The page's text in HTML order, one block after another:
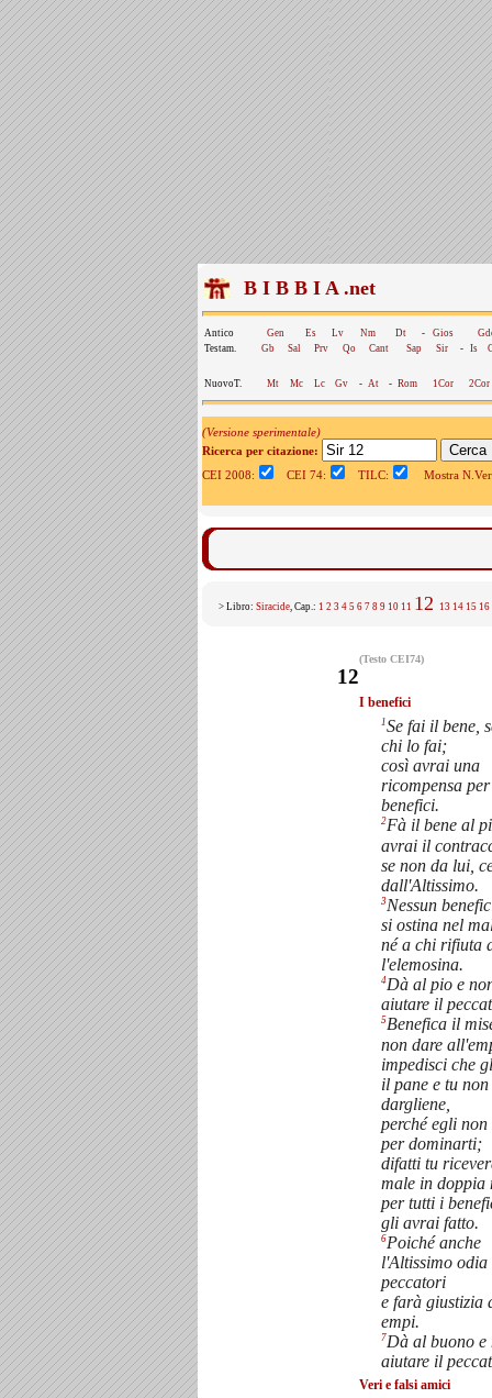
B I B B I A .net
Antico Gen Es Lv Nm Dt - Gios
Testam.
Gb Sal Prv Qo Cant Sap Sir - Is
NuovoT. Mt Mc Lc Gv - At - Rom 1Cor 2Cor
(Versione sperimentale)
Ricerca per citazione:
CEI 2008:
CEI 74: TILC: Mostra
> Libro: Siracide, Cap.: 1 2 3 4 5 6 7 8 9 10 11 12 13 14 15 16
(Testo CEI74)
12
I benefici
1Se fai il bene,
chi lo fai;
così avrai una
ricompensa
benefici.
2Fà il bene al
avrai il
se non da lui,
dall'Altissimo.
3Nessun
si ostina nel
né a chi rifiuta
l'elemosina.
4Dà al pio e
aiutare il
5Benefica il
non dare
impedisci che
il pane e tu non
dargliene,
perché egli non
per dominarti;
difatti tu
male in doppia
per tutti i
gli avrai fatto.
6Poiché anche
l'Altissimo odia
peccatori
e farà giustizia
empi.
7Dà al buono e
aiutare il
Veri e falsi amici